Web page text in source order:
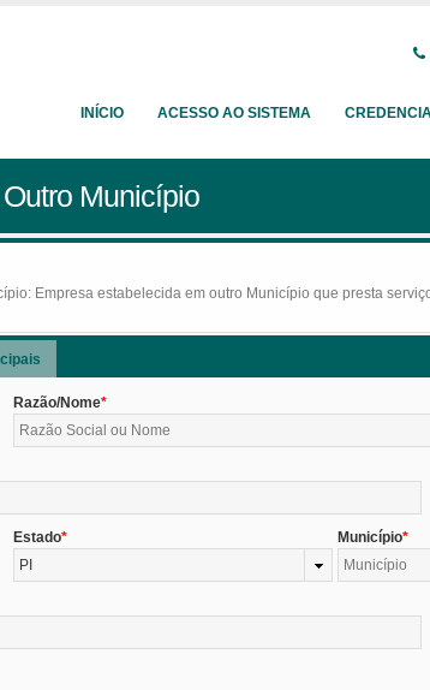
INÍCIO ACESSO AO SISTEMA
Município
Empresa estabelecida em outro Município que presta
Razão/Nome
Estado
PI
Município